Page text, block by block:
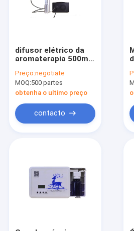
difusor elétrico da
aromaterapia 500ml,
perfume da casa de
AC220V
Preço:negotiate
MOQ:500 partes
obtenha o ultimo preço
contacto